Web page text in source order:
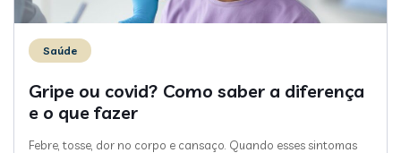
Saúde
Gripe ou covid? Como saber a diferença
e o que fazer
Febre, tosse, dor no corpo e cansaço. Quando esses sintomas